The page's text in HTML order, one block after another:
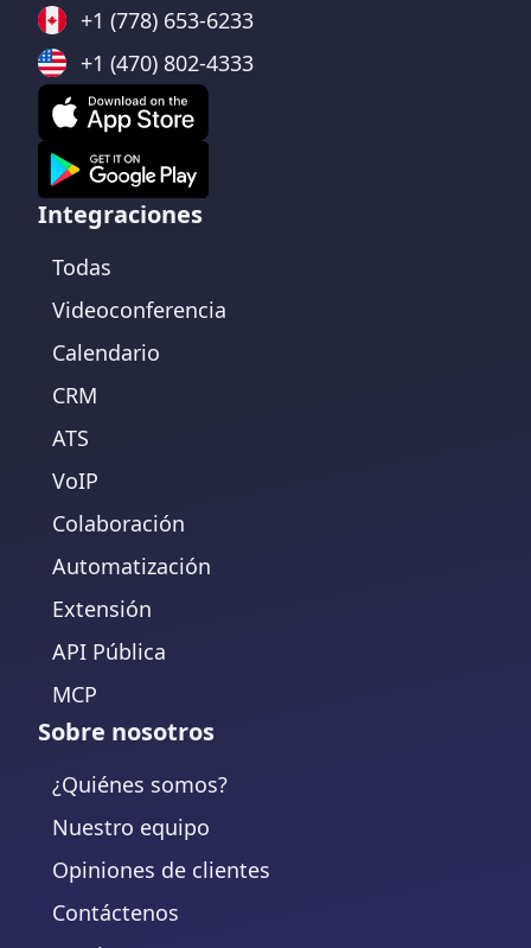
+1 (778) 653-6233
+1 (470) 802-4333
Integraciones
Todas
Videoconferencia
Calendario
CRM
ATS
VoIP
Colaboración
Automatización
Extensión
API Pública
MCP
Sobre nosotros
¿Quiénes somos?
Nuestro equipo
Opiniones de clientes
Contáctenos